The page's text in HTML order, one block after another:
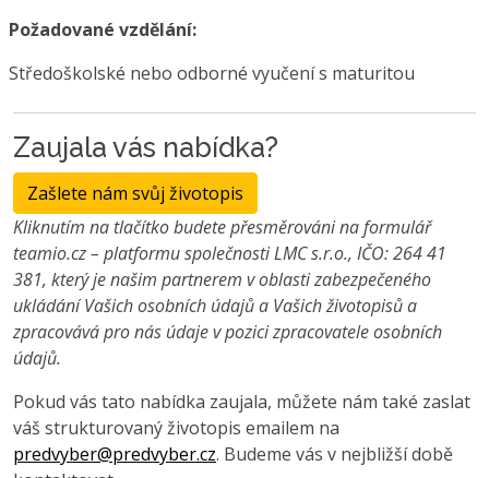
Požadované vzdělání:
Středoškolské nebo odborné vyučení s maturitou
Zaujala vás nabídka?
Zašlete nám svůj životopis
Kliknutím na tlačítko budete přesměrováni na formulář
teamio.cz – platformu společnosti LMC s.r.o., IČO: 264 41
381, který je našim partnerem v oblasti zabezpečeného
ukládání Vašich osobních údajů a Vašich životopisů a
zpracovává pro nás údaje v pozici zpracovatele osobních
údajů.
Pokud vás tato nabídka zaujala, můžete nám také zaslat
váš strukturovaný životopis emailem na
predvyber@predvyber.cz. Budeme vás v nejbližší době